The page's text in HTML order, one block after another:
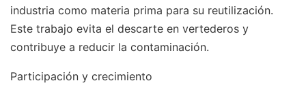
industria como materia prima para su reutilización.
Este trabajo evita el descarte en vertederos y
contribuye a reducir la contaminación.
Participación y crecimiento